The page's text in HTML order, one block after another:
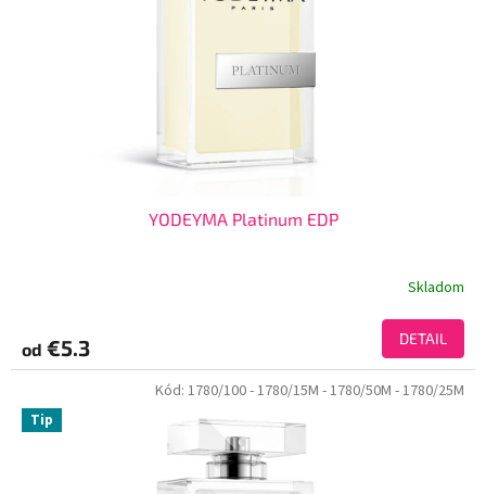
YODEYMA Platinum EDP
Skladom
od €5.3 DETAIL
Tip
Kód: 1780/100- 1780/15M - 1780/50M - 1780/25M